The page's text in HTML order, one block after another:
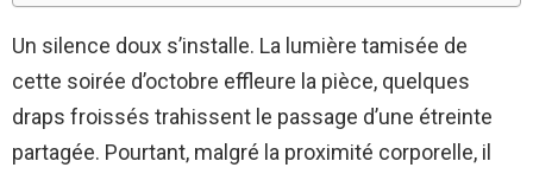
Un silence doux s’installe. La lumière tamisée de
cette soirée d’octobre effleure la pièce, quelques
draps froissés trahissent le passage d’une étreinte
partagée. Pourtant, malgré la proximité corporelle, il